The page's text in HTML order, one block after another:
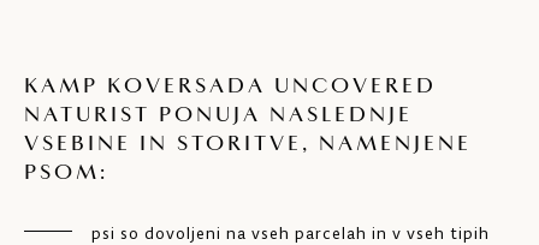
KAMP KOVERSADA UNCOVERED
NATURIST PONUJA NASLEDNJE
VSEBINE IN STORITVE, NAMENJENE
PSOM:
psi so dovoljeni na vseh parcelah in v vseh tipih